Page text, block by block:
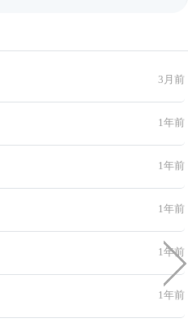
3月前
1年前
1年前
1年前
1年前
1年前